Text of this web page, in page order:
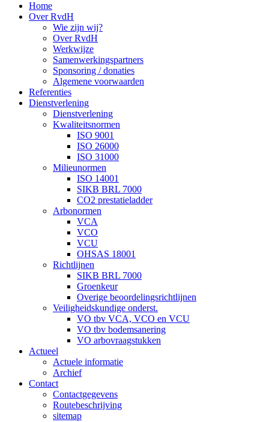
Home
Over RvdH
Wie zijn wij?
Over RvdH
Werkwijze
Samenwerkingspartners
Sponsoring / donaties
Algemene voorwaarden
Referenties
Dienstverlening
Dienstverlening
Kwaliteitsnormen
ISO 9001
ISO 26000
ISO 31000
Milieunormen
ISO 14001
SIKB BRL 7000
CO2 prestatieladder
Arbonormen
VCA
VCO
VCU
OHSAS 18001
Richtlijnen
SIKB BRL 7000
Groenkeur
Overige beoordelingsrichtlijnen
Veiligheidskundige onderst.
VO tbv VCA, VCO en VCU
VO tbv bodemsanering
VO arbovraagstukken
Actueel
Actuele informatie
Archief
Contact
Contactgegevens
Routebeschrijving
sitemap